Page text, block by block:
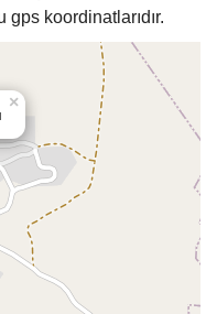
gps koordinatlarıdır.
×